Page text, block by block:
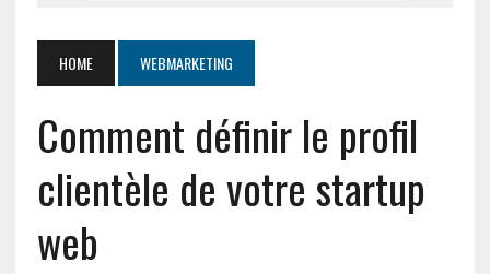
HOME WEBMARKETING
Comment définir le profil
clientèle de votre startup
web